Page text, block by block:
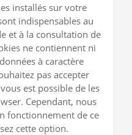
installés sur votre
indispensables au
et à la consultation de
ne contiennent ni
à caractère
pas accepter
est possible de les
Cependant, nous
fonctionnement de ce
cette option.